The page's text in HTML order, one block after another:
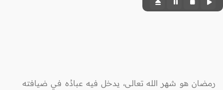
رمضان هو شهر الله تعالى، يدخل فيه عبادُه في ضيافته